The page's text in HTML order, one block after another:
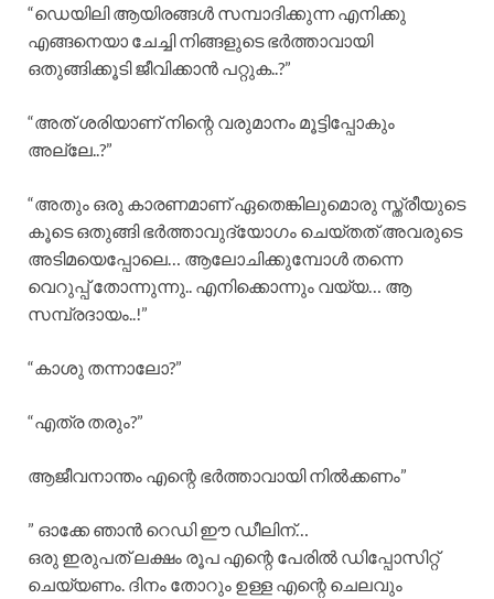
“ഡെയിലി ആയിരങ്ങൾ സമ്പാദിക്കുന്ന എനിക്കു
എങ്ങനെയാ ചേച്ചി നിങ്ങളുടെ ഭർത്താവായി
ഒതുങ്ങിക്കൂടി ജീവിക്കാൻ പറ്റുക..?”
“അത് ശരിയാണ് നിന്റെ വരുമാനം മൂട്ടിപ്പോകും
അല്ലേ..?”
“അതും ഒരു കാരണമാണ് ഏതെങ്കിലുമൊരു സ്ത്രീയുടെ
കൂടെ ഒതുങ്ങി ഭർത്താവുദ്യോഗം ചെയ്തത് അവരുടെ
അടിമയെപ്പോലെ… ആലോചിക്കുമ്പോൾ തന്നെ
വെറുപ്പ് തോന്നുന്നു.. എനിക്കൊന്നും വയ്യ… ആ
സമ്പ്രദായം..!”
“കാശു തന്നാലോ?”
“എത്ര തരും?”
ആജീവനാന്തം എന്റെ ഭർത്താവായി നിൽക്കണം”
” ഓക്കേ ഞാൻ റെഡി ഈ ഡീലിന്…
ഒരു ഇരുപത് ലക്ഷം രൂപ എന്റെ പേരിൽ ഡിപ്പോസിറ്റ്
ചെയ്യണം. ദിനം തോറും ഉള്ള എന്റെ ചെലവും